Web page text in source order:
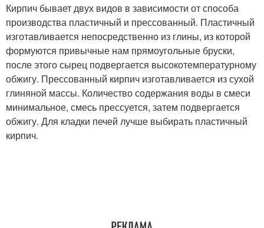
Кирпич бывает двух видов в зависимости от способа
производства пластичный и прессованный. Пластичный
изготавливается непосредственно из глины, из которой
формуются привычные нам прямоугольные бруски,
после этого сырец подвергается высокотемпературному
обжигу. Прессованный кирпич изготавливается из сухой
глиняной массы. Количество содержания воды в смеси
минимальное, смесь прессуется, затем подвергается
обжигу. Для кладки печей лучше выбирать пластичный
кирпич.